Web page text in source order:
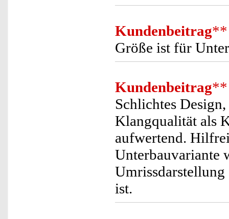
Kundenbeitrag**
Größe ist für
Kundenbeitrag**
Schlichtes
Klangqualität als
aufwertend.
Unterbauvariante
Umrissdarstellung
ist.